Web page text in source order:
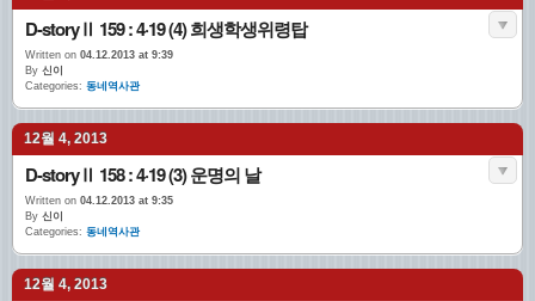
D-storyⅡ 159 : 4·19 (4) 희생학생위령탑
Written on 04.12.2013 at 9:39
By 신이
Categories: 동네역사관
12월 4, 2013
D-storyⅡ 158 : 4·19 (3) 운명의 날
Written on 04.12.2013 at 9:35
By 신이
Categories: 동네역사관
12월 4, 2013